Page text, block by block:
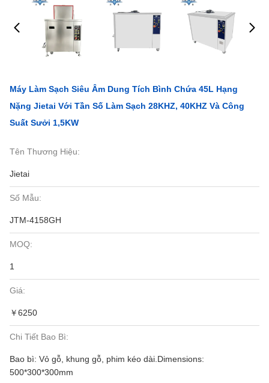
Máy Làm Sạch Siêu Âm Dung Tích Bình Chứa 45L Hạng
Nặng Jietai Với Tần Số Làm Sạch 28KHZ, 40KHZ Và Công
Suất Sưởi 1,5KW
Tên Thương Hiệu:
Jietai
Số Mẫu:
JTM-4158GH
MOQ:
1
Giá:
￥6250
Chi Tiết Bao Bì:
Bao bì: Vỏ gỗ, khung gỗ, phim kéo dài.Dimensions:
500*300*300mm